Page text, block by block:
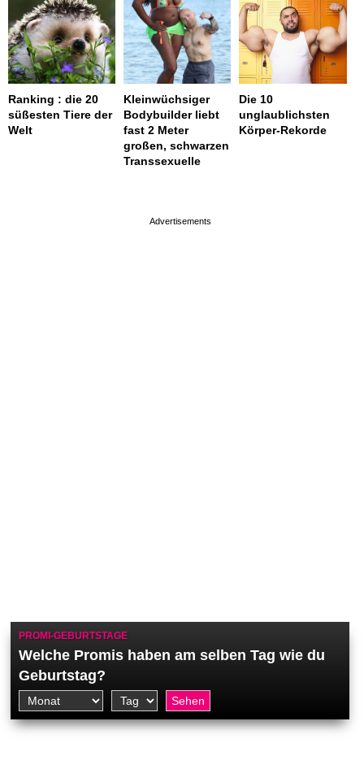
Ranking : die 20
süßesten Tiere der
Welt
Kleinwüchsiger
Bodybuilder liebt
fast 2 Meter
großen, schwarzen
Transsexuelle
Die 10
unglaublichsten
Körper-Rekorde
PROMI-GEBURTSTAGE
Welche Promis haben am selben Tag wie du
Geburtstag?